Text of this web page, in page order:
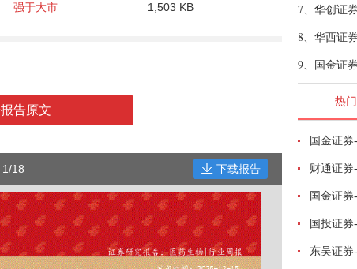
强于大市 1,503 KB
告原文
1/18 下载报告
7、
8、
9、 国金证
热